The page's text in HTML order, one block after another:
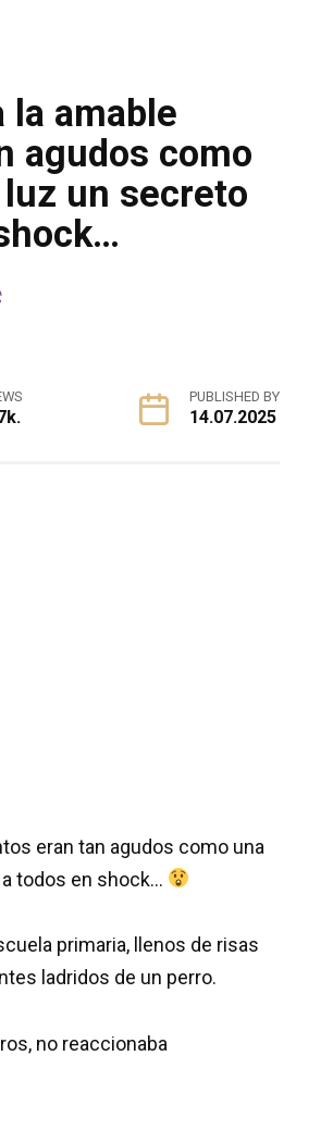
la amable
agudos como
un secreto
PUBLISHED BY
14.07.2025
eran tan agudos como una
todos en shock…
primaria, llenos de risas
ladridos de un perro.
no reaccionaba